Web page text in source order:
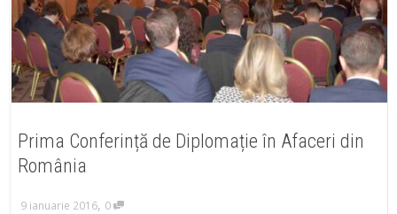
Prima Conferință de Diplomație în Afaceri din
România
9 ianuarie 2016, 0